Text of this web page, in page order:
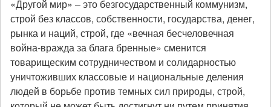
«Другой мир» – это безгосударственный коммунизм,
строй без классов, собственности, государства, денег,
рынка и наций, строй, где «вечная бесчеловечная
война-вражда за блага бренные» сменится
товарищеским сотрудничеством и солидарностью
уничтоживших классовые и национальные деления
людей в борьбе против темных сил природы, строй,